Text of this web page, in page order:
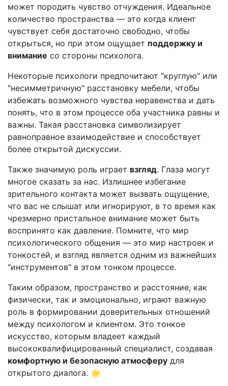
может породить чувство отчуждения. Идеальное
количество пространства — это когда клиент
чувствует себя достаточно свободно, чтобы
открыться, но при этом ощущает поддержку и
внимание со стороны психолога.
Некоторые психологи предпочитают "круглую" или
"несимметричную" расстановку мебели, чтобы
избежать возможного чувства неравенства и дать
понять, что в этом процессе оба участника равны и
важны. Такая расстановка символизирует
равноправное взаимодействие и способствует
более открытой дискуссии.
Также значимую роль играет взгляд. Глаза могут
многое сказать за нас. Излишнее избегание
зрительного контакта может вызвать ощущение,
что вас не слышат или игнорируют, в то время как
чрезмерно пристальное внимание может быть
воспринято как давление. Помните, что мир
психологического общения — это мир настроек и
тонкостей, и взгляд является одним из важнейших
"инструментов" в этом тонком процессе.
Таким образом, пространство и расстояние, как
физически, так и эмоционально, играют важную
роль в формировании доверительных отношений
между психологом и клиентом. Это тонкое
искусство, которым владеет каждый
высококвалифицированный специалист, создавая
комфортную и безопасную атмосферу для
открытого диалога. 🌟